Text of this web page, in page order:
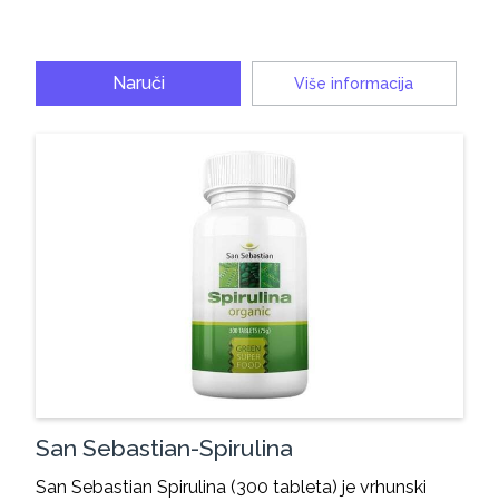
Naruči Više informacija
San Sebastian-Spirulina
San Sebastian Spirulina (300 tableta) je vrhunski